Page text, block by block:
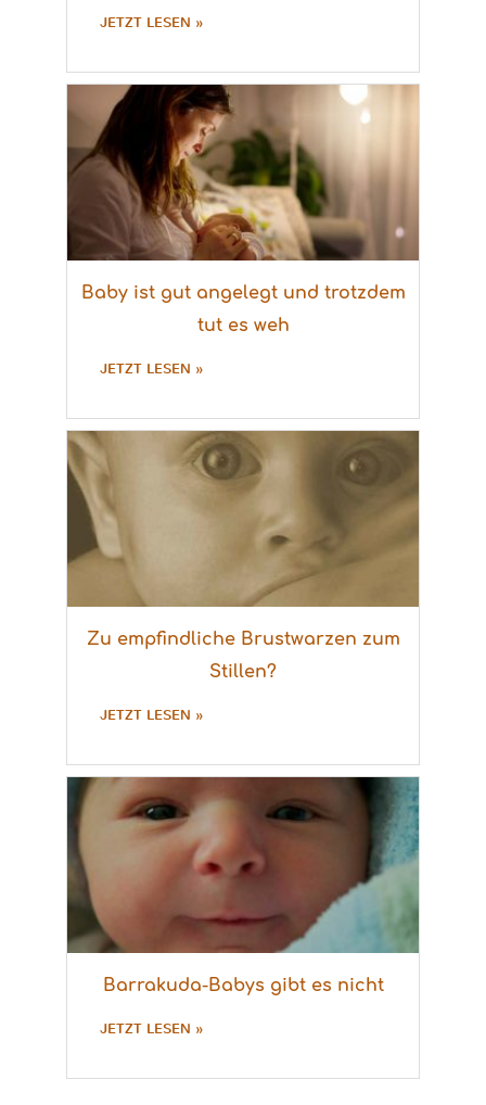
JETZT LESEN »
Baby ist gut angelegt und trotzdem
tut es weh
JETZT LESEN »
Zu empfindliche Brustwarzen zum
Stillen?
JETZT LESEN »
Barrakuda-Babys gibt es nicht
JETZT LESEN »